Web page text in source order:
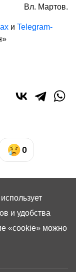
Вл. Мартов.
и Telegram-
0
использует
и удобства
«cookie» можно